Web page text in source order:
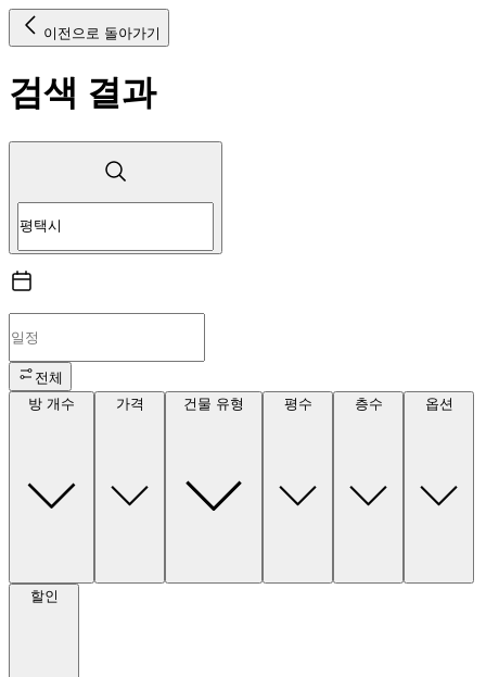
이전으로 돌아가기
검색 결과
전체
방 개수
가격 건물 유형 평수 층수 옵션
할인